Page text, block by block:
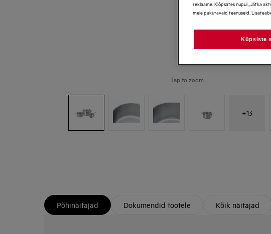
Tap to zoom
+13
Põhinäitajad Dokumendid tootele Kõik näitajad
reklaame. Klõpsates nupul „Jätka
meie pakutavaid teenuseid.
Küpsiste